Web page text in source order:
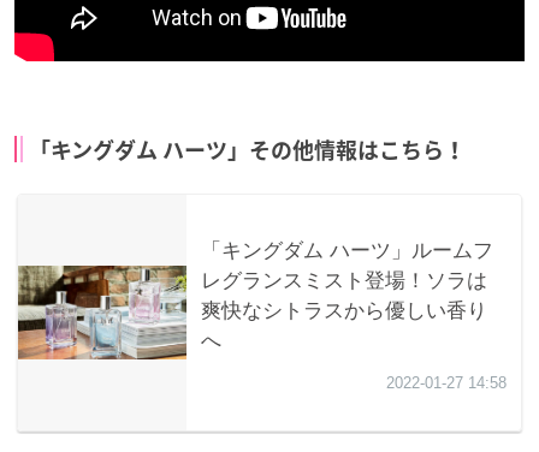
「キングダム ハーツ」その他情報はこちら！